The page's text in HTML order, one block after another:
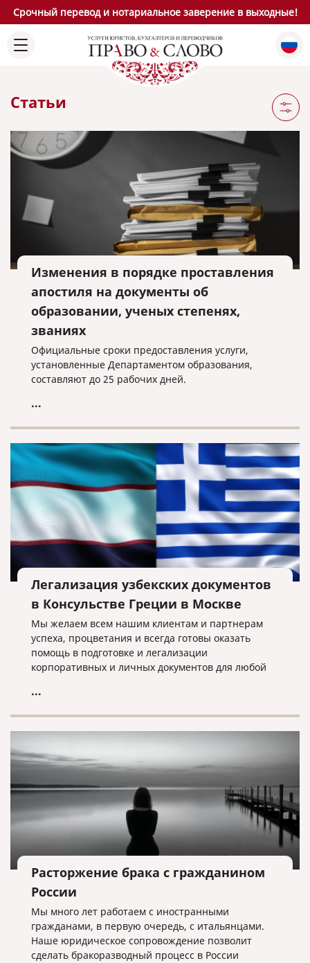
Срочный перевод и нотариальное заверение в выходные!
Статьи
Изменения в порядке проставления
апостиля на документы об
образовании, ученых степенях,
званиях
Официальные сроки предоставления услуги,
установленные Департаментом образования,
составляют до 25 рабочих дней.
...
Легализация узбекских документов
в Консульстве Греции в Москве
Мы желаем всем нашим клиентам и партнерам
успеха, процветания и всегда готовы оказать
помощь в подготовке и легализации
корпоративных и личных документов для любой
...
Расторжение брака с гражданином
России
Мы много лет работаем с иностранными
гражданами, в первую очередь, с итальянцами.
Наше юридическое сопровождение позволит
сделать бракоразводный процесс в России